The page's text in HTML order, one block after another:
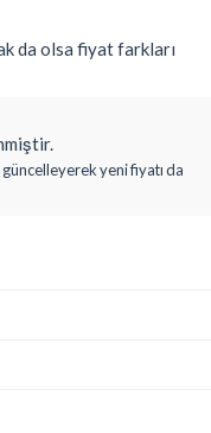
da olsa fiyat farkları
yeni fiyatı da